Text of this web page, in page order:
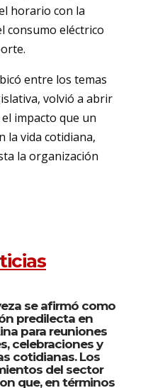
horario con la
consumo eléctrico
entre los temas
volvió a abrir
impacto que un
la vida cotidiana,
la organización
se afirmó como
predilecta en
para reuniones
celebraciones y
cotidianas. Los
del sector
que, en términos